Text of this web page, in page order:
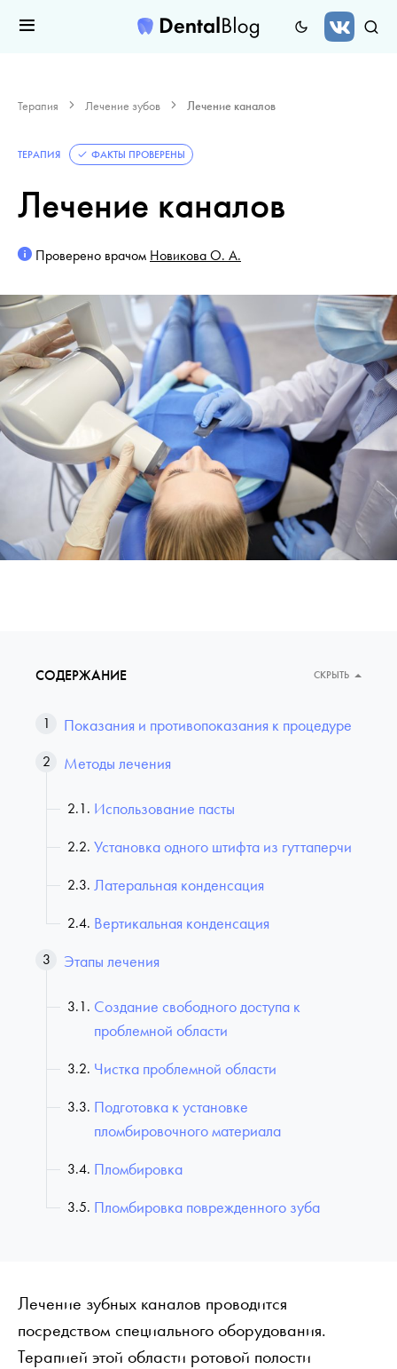
Терапия Лечение зубов Лечение каналов
ТЕРАПИЯ ФАКТЫ ПРОВЕРЕНЫ
Лечение каналов
Проверено врачом Новикова О. А.
СОДЕРЖАНИЕ СКРЫТЬ
Показания и противопоказания к процедуре
Методы лечения
Использование пасты
Установка одного штифта из гуттаперчи
Латеральная конденсация
Вертикальная конденсация
Этапы лечения
Создание свободного доступа к
проблемной области
Чистка проблемной области
Подготовка к установке
пломбировочного материала
Пломбировка
Пломбировка поврежденного зуба
Лечение зубных каналов проводится
посредством специального оборудования.
Терапией этой области ротовой полости